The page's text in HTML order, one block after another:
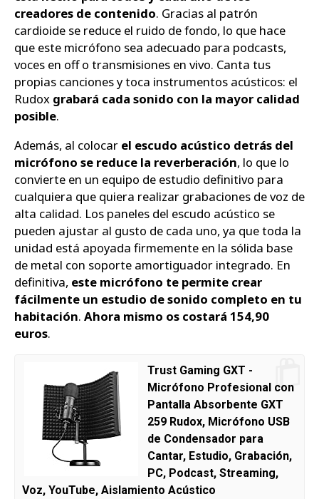
creadores de contenido. Gracias al patrón
cardioide se reduce el ruido de fondo, lo que hace
que este micrófono sea adecuado para podcasts,
voces en off o transmisiones en vivo. Canta tus
propias canciones y toca instrumentos acústicos: el
Rudox grabará cada sonido con la mayor calidad
posible.
Además, al colocar el escudo acústico detrás del
micrófono se reduce la reverberación, lo que lo
convierte en un equipo de estudio definitivo para
cualquiera que quiera realizar grabaciones de voz de
alta calidad. Los paneles del escudo acústico se
pueden ajustar al gusto de cada uno, ya que toda la
unidad está apoyada firmemente en la sólida base
de metal con soporte amortiguador integrado. En
definitiva, este micrófono te permite crear
fácilmente un estudio de sonido completo en tu
habitación. Ahora mismo os costará 154,90
euros.
Trust Gaming GXT -
Micrófono Profesional con
Pantalla Absorbente GXT
259 Rudox, Micrófono USB
de Condensador para
Cantar, Estudio, Grabación,
PC, Podcast, Streaming,
Voz, YouTube, Aislamiento Acústico